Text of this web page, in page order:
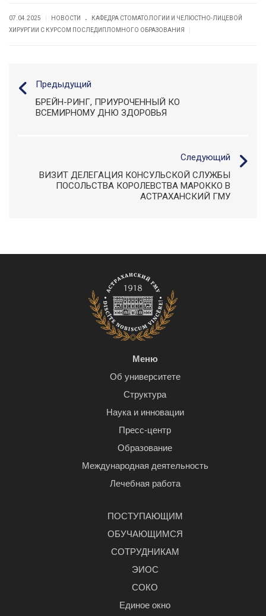
07.04.2025 НОВОСТИ .
КАФЕДРА СТОМАТОЛОГИИ И ЧЕЛЮСТНО-ЛИЦЕВОЙ
ХИРУРГИИ С КУРСОМ ПОСЛЕДИПЛОМНОГО ОБРАЗОВАНИЯ
Предыдущий
БРЕЙН-РИНГ, ПРИУРОЧЕННЫЙ КО
ВСЕМИРНОМУ ДНЮ ЗДОРОВЬЯ
Следующий
ВИЗИТ ДЕЛЕГАЦИЯ КОНСУЛЬСКОЙ СЛУЖБЫ
ПОСОЛЬСТВА КОРОЛЕВСТВА МАРОККО В
АСТРАХАНСКИЙ ГМУ
Меню
Об университете
Структура
Наука и инновации
Пресс-центр
Образование
Международная деятельность
Лечебная работа
ПОСТУПАЮЩИМ
ОБУЧАЮЩИМСЯ
СОТРУДНИКАМ
ЭИОС
СОКО
Единое окно